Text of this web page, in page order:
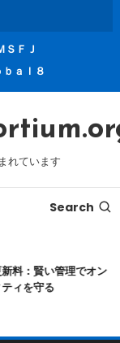
ＳＦＪ
ｂａｌ８
れています
Search
料：賢い管理でオン
ィを守る